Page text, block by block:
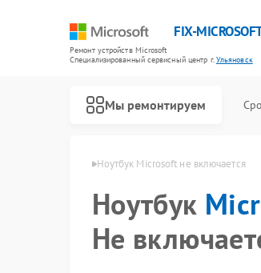
FIX-
Ремонт устройств Microsoft
Специализированный cервисный центр г.Ульяновск
Мы ремонтируем
Ноутбук Microsoft не включается
Ноутбук
Не